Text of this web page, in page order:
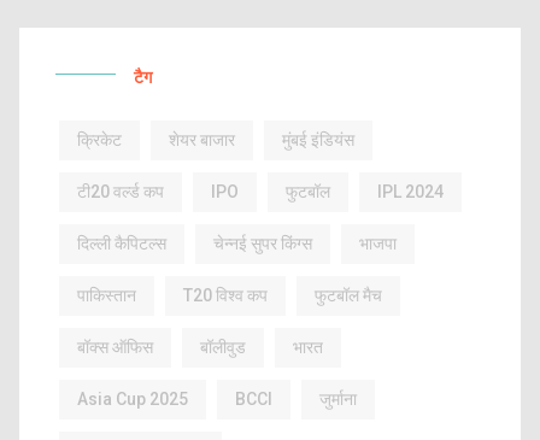
टैग
क्रिकेट शेयर बाजार मुंबई इंडियंस
टी20 वर्ल्ड कप IPO फुटबॉल IPL 2024
दिल्ली कैपिटल्स चेन्नई सुपर किंग्स भाजपा
पाकिस्तान T20 विश्व कप फुटबॉल मैच
बॉक्स ऑफिस बॉलीवुड भारत
Asia Cup 2025 BCCI जुर्माना